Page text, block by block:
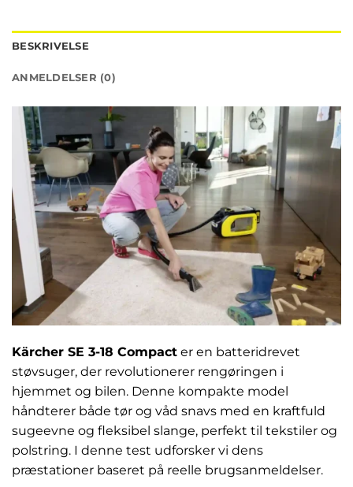
BESKRIVELSE
ANMELDELSER (0)
Kärcher SE 3-18 Compact er en batteridrevet
støvsuger, der revolutionerer rengøringen i
hjemmet og bilen. Denne kompakte model
håndterer både tør og våd snavs med en kraftfuld
sugeevne og fleksibel slange, perfekt til tekstiler og
polstring. I denne test udforsker vi dens
præstationer baseret på reelle brugsanmeldelser.